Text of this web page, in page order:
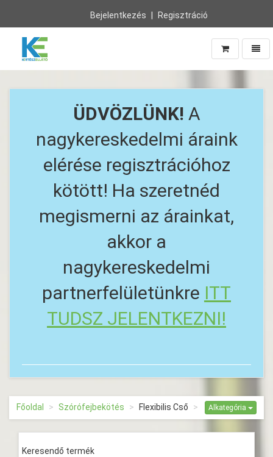
Bejelentkezés Regisztráció
Vissza
ÜDVÖZLÜNK! A
nagykereskedelmi áraink
elérése regisztrációhoz
kötött! Ha szeretnéd
megismerni az árainkat,
akkor a
nagykereskedelmi
partnerfelületünkre ITT
TUDSZ JELENTKEZNI!
Főoldal Szórófejbekötés Flexibilis Cső Alkategória
Keresendő termék